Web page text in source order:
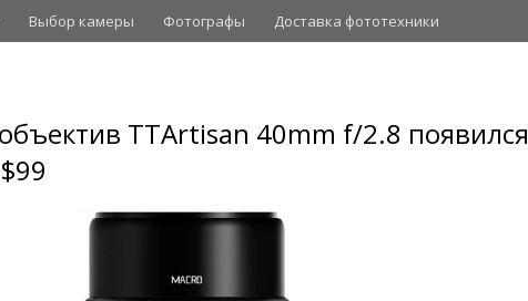
Выбор камеры Фотографы Доставка фототехники
TTArtisan 40mm f/2.8 появился